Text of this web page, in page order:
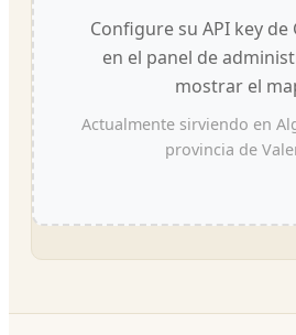
Configure su API key de
en el panel de
mostrar el
Actualmente sirviendo en
provincia de